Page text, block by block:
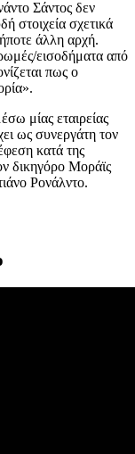
Σάντος δεν
στοιχεία σχετικά
άλλη αρχή.
εισοδήματα από
πως ο
μίας εταιρείας
ως συνεργάτη τον
κατά της
δικηγόρο Μοράϊς
Ρονάλντο.